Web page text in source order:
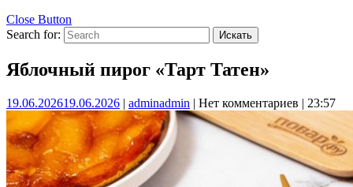
Close Button
Search for:
Яблочный пирог «Тарт Татен»
19.06.202619.06.2026 | adminadmin | Нет комментариев | 23:57